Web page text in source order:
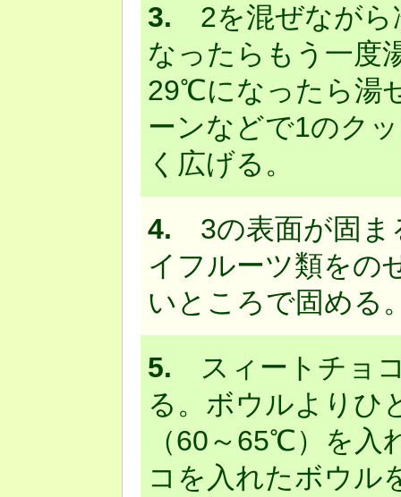
3. 2を混ぜながら
なったらもう一度
29℃になったら湯
ーンなどで1のク
く広げる。
4. 3の表面が固ま
イフルーツ類をの
いところで固める
5. スィートチョ
る。ボウルよりひ
（60～65℃）を入
コを入れたボウル